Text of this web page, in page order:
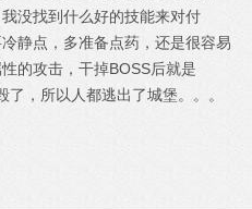
没找到什么好的技能来对付
静点，多准备点药，还是很容易
的攻击，干掉BOSS后就是
，所以人都逃出了城堡。。。